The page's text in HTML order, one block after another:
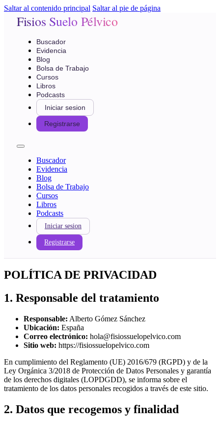
Saltar al contenido principal Saltar al pie de página
Fisios Suelo Pélvico
Buscador
Evidencia
Blog
Bolsa de Trabajo
Cursos
Libros
Podcasts
Iniciar sesion
Registrarse
Buscador
Evidencia
Blog
Bolsa de Trabajo
Cursos
Libros
Podcasts
Iniciar sesion
Registrarse
POLÍTICA DE PRIVACIDAD
1. Responsable del tratamiento
Responsable: Alberto Gómez Sánchez
Ubicación: España
Correo electrónico: hola@fisiossuelopelvico.com
Sitio web: https://fisiossuelopelvico.com
En cumplimiento del Reglamento (UE) 2016/679 (RGPD) y de la
Ley Orgánica 3/2018 de Protección de Datos Personales y garantía
de los derechos digitales (LOPDGDD), se informa sobre el
tratamiento de los datos personales recogidos a través de este sitio.
2. Datos que recogemos y finalidad